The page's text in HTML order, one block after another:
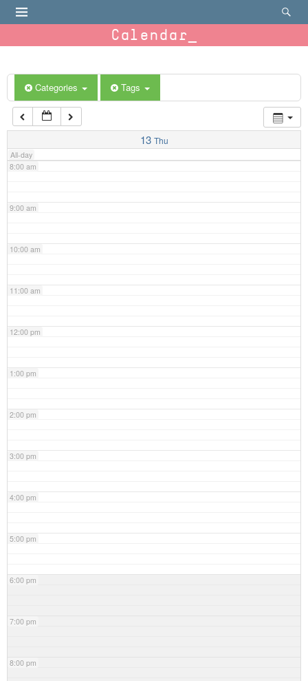
Calendar
Categories Tags
13 Thu
All-day
6:00 am
7:00 am
8:00 am
9:00 am
10:00 am
11:00 am
12:00 pm
1:00 pm
2:00 pm
3:00 pm
4:00 pm
5:00 pm
6:00 pm
7:00 pm
8:00 pm